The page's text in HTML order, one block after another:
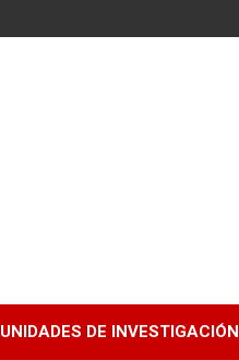
UNIDADES DE INVESTIGACIÓN